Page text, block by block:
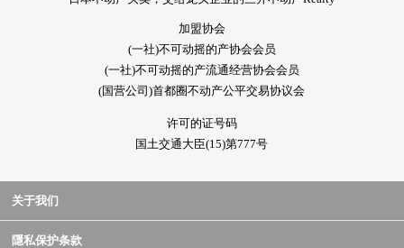
加盟协会
(一社)不可动摇的产协会会员
(一社)不可动摇的产流通经营协会会员
(国营公司)首都圈不动产公平交易协议会
许可的证号码
国土交通大臣(15)第777号
关于我们
隱私保护条款